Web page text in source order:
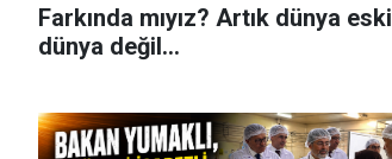
Farkında mıyız? Artık dünya eski
dünya değil...